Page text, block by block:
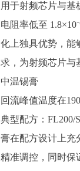
用于射频芯片与基
电阻率低至
化上独具优势，能
求，为射频芯片与
中温锡膏
回流峰值温度在
典型配方： FL200/
膏在配方设计上充
精准调控，同时保